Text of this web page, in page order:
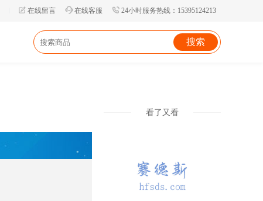
在线留言 在线客服 24小时服务热线：15395124213
看了又看